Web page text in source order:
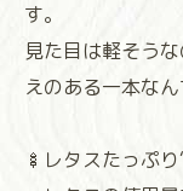
す。
見た目は軽そう
えのある一本な
🍢レタスたっぷ